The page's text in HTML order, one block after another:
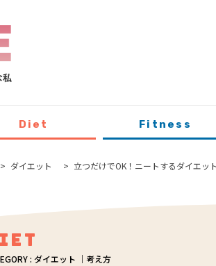
Diet Fitness
ダイエット 立つだけでOK！ニートするダイエッ
: ダイエット ｜考え方